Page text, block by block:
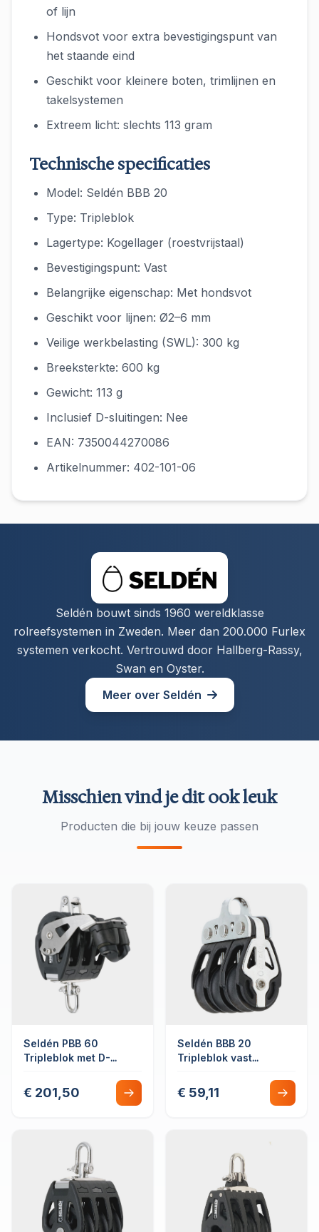
of lijn
Hondsvot voor extra bevestigingspunt van
het staande eind
Geschikt voor kleinere boten, trimlijnen en
takelsystemen
Extreem licht: slechts 113 gram
Technische specificaties
Model: Seldén BBB 20
Type: Tripleblok
Lagertype: Kogellager (roestvrijstaal)
Bevestigingspunt: Vast
Belangrijke eigenschap: Met hondsvot
Geschikt voor lijnen: Ø2–6 mm
Veilige werkbelasting (SWL): 300 kg
Breeksterkte: 600 kg
Gewicht: 113 g
Inclusief D-sluitingen: Nee
EAN: 7350044270086
Artikelnummer: 402-101-06
Seldén bouwt sinds 1960 wereldklasse
rolreefsystemen in Zweden. Meer dan 200.000 Furlex
systemen verkocht. Vertrouwd door Hallberg-Rassy,
Swan en Oyster.
Meer over Seldén
Misschien vind je dit ook leuk
Producten die bij jouw keuze passen
Seldén PBB 60
Tripleblok met D-
Glijlager met Hondsvot
en Schootklem
€ 201,50
Seldén BBB 20
Tripleblok vast
€ 59,11